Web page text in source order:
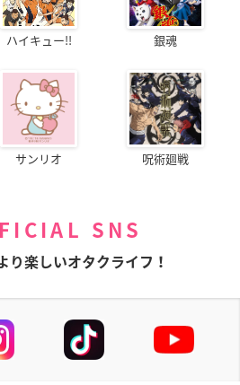
ハイキュー!! 銀魂
サンリオ 呪術廻戦
SNS
り楽しいオタクライフ！